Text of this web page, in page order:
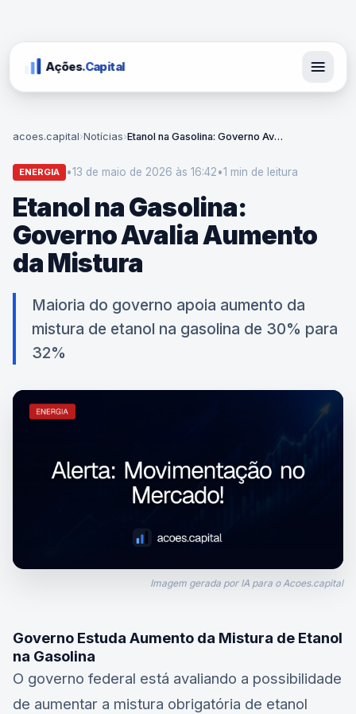
Ações.Capital
acoes.capital›Notícias› Etanol na Gasolina: Governo Avalia Aumento da Mistura
ENERGIA •13 de maio de 2026 às 16:42•1 min de leitura
Etanol na Gasolina:
Governo Avalia Aumento
da Mistura
Maioria do governo apoia aumento da
mistura de etanol na gasolina de 30% para
32%
Imagem gerada por IA para o Acoes.capital
Governo Estuda Aumento da Mistura de Etanol
na Gasolina
O governo federal está avaliando a possibilidade
de aumentar a mistura obrigatória de etanol